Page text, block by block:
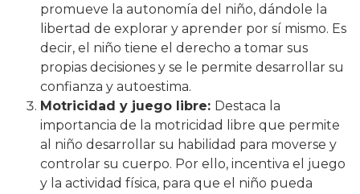
promueve la autonomía del niño, dándole la
libertad de explorar y aprender por sí mismo. Es
decir, el niño tiene el derecho a tomar sus
propias decisiones y se le permite desarrollar su
confianza y autoestima.
Motricidad y juego libre: Destaca la
importancia de la motricidad libre que permite
al niño desarrollar su habilidad para moverse y
controlar su cuerpo. Por ello, incentiva el juego
y la actividad física, para que el niño pueda